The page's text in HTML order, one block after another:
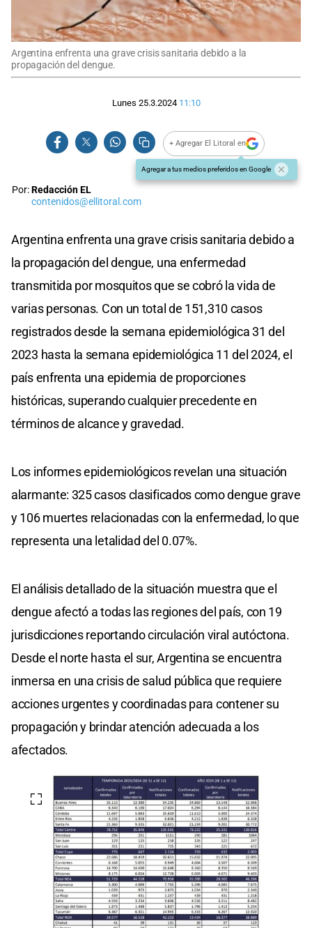
Argentina enfrenta una grave crisis sanitaria debido a la
propagación del dengue.
Lunes 25.3.2024 11:10
+ Agregar El Litoral en
Agregar a tus medios preferidos en Google
Por:Redacción EL
contenidos@ellitoral.com
Argentina enfrenta una grave crisis sanitaria debido a
la propagación del dengue, una enfermedad
transmitida por mosquitos que se cobró la vida de
varias personas. Con un total de 151,310 casos
registrados desde la semana epidemiológica 31 del
2023 hasta la semana epidemiológica 11 del 2024, el
país enfrenta una epidemia de proporciones
históricas, superando cualquier precedente en
términos de alcance y gravedad.
Los informes epidemiológicos revelan una situación
alarmante: 325 casos clasificados como dengue grave
y 106 muertes relacionadas con la enfermedad, lo que
representa una letalidad del 0.07%.
El análisis detallado de la situación muestra que el
dengue afectó a todas las regiones del país, con 19
jurisdicciones reportando circulación viral autóctona.
Desde el norte hasta el sur, Argentina se encuentra
inmersa en una crisis de salud pública que requiere
acciones urgentes y coordinadas para contener su
propagación y brindar atención adecuada a los
afectados.